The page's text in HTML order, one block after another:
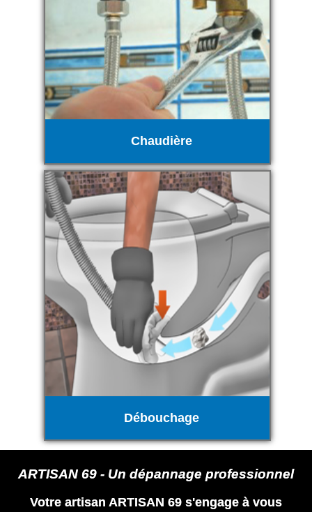
Chaudière
Débouchage
ARTISAN 69 - Un dépannage professionnel
Votre artisan ARTISAN 69 s'engage à vous